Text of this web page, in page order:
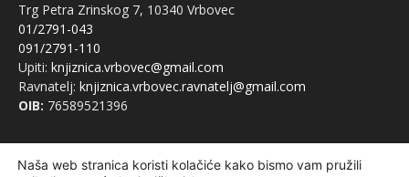
Trg Petra Zrinskog 7, 10340 Vrbovec
01/2791-043
091/2791-110
Upiti: knjiznica.vrbovec@gmail.com
Ravnatelj: knjiznica.vrbovec.ravnatelj@gmail.com
OIB: 76589521396
Naša web stranica koristi kolačiće kako bismo vam pružili